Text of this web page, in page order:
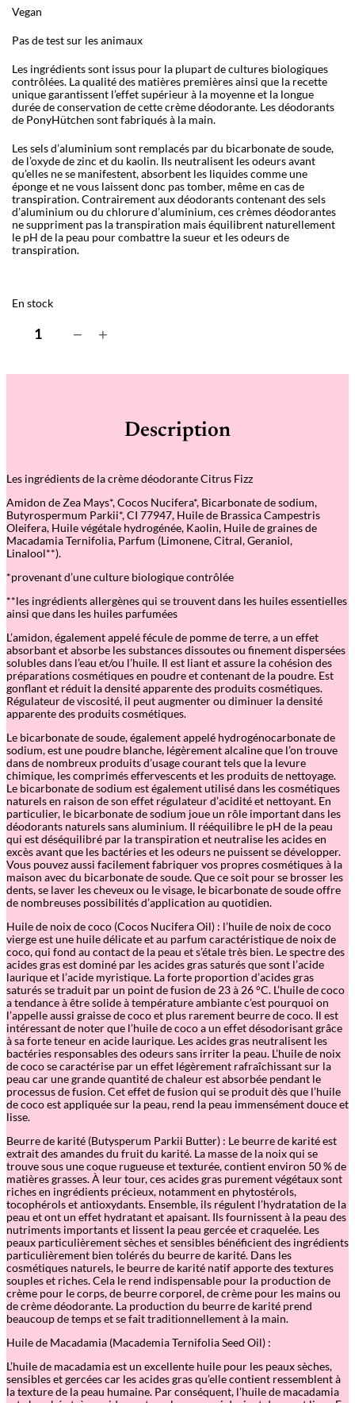
Vegan
Pas de test sur les animaux
Les ingrédients sont issus pour la plupart de cultures biologiques
contrôlées. La qualité des matières premières ainsi que la recette
unique garantissent l’effet supérieur à la moyenne et la longue
durée de conservation de cette crème déodorante. Les déodorants
de PonyHütchen sont fabriqués à la main.
Les sels d’aluminium sont remplacés par du bicarbonate de soude,
de l’oxyde de zinc et du kaolin. Ils neutralisent les odeurs avant
qu’elles ne se manifestent, absorbent les liquides comme une
éponge et ne vous laissent donc pas tomber, même en cas de
transpiration. Contrairement aux déodorants contenant des sels
d’aluminium ou du chlorure d’aluminium, ces crèmes déodorantes
ne suppriment pas la transpiration mais équilibrent naturellement
le pH de la peau pour combattre la sueur et les odeurs de
transpiration.
En stock
t
o
r
e
m
e
–
i
t
r
u
s
F
i
z
z
− +
Description
Les ingrédients de la crème déodorante Citrus Fizz
Amidon de Zea Mays*, Cocos Nucifera*, Bicarbonate de sodium,
Butyrospermum Parkii*, CI 77947, Huile de Brassica Campestris
Oleifera, Huile végétale hydrogénée, Kaolin, Huile de graines de
Macadamia Ternifolia, Parfum (Limonene, Citral, Geraniol,
Linalool**).
*provenant d’une culture biologique contrôlée
**les ingrédients allergènes qui se trouvent dans les huiles essentielles
ainsi que dans les huiles parfumées
L’amidon, également appelé fécule de pomme de terre, a un effet
absorbant et absorbe les substances dissoutes ou finement dispersées
solubles dans l’eau et/ou l’huile. Il est liant et assure la cohésion des
préparations cosmétiques en poudre et contenant de la poudre. Est
gonflant et réduit la densité apparente des produits cosmétiques.
Régulateur de viscosité, il peut augmenter ou diminuer la densité
apparente des produits cosmétiques.
Le bicarbonate de soude, également appelé hydrogénocarbonate de
sodium, est une poudre blanche, légèrement alcaline que l’on trouve
dans de nombreux produits d’usage courant tels que la levure
chimique, les comprimés effervescents et les produits de nettoyage.
Le bicarbonate de sodium est également utilisé dans les cosmétiques
naturels en raison de son effet régulateur d’acidité et nettoyant. En
particulier, le bicarbonate de sodium joue un rôle important dans les
déodorants naturels sans aluminium. Il rééquilibre le pH de la peau
qui est déséquilibré par la transpiration et neutralise les acides en
excès avant que les bactéries et les odeurs ne puissent se développer.
Vous pouvez aussi facilement fabriquer vos propres cosmétiques à la
maison avec du bicarbonate de soude. Que ce soit pour se brosser les
dents, se laver les cheveux ou le visage, le bicarbonate de soude offre
de nombreuses possibilités d’application au quotidien.
Huile de noix de coco (Cocos Nucifera Oil) : l’huile de noix de coco
vierge est une huile délicate et au parfum caractéristique de noix de
coco, qui fond au contact de la peau et s’étale très bien. Le spectre des
acides gras est dominé par les acides gras saturés que sont l’acide
laurique et l’acide myristique. La forte proportion d’acides gras
saturés se traduit par un point de fusion de 23 à 26 °C. L’huile de coco
a tendance à être solide à température ambiante c’est pourquoi on
l’appelle aussi graisse de coco et plus rarement beurre de coco. Il est
intéressant de noter que l’huile de coco a un effet désodorisant grâce
à sa forte teneur en acide laurique. Les acides gras neutralisent les
bactéries responsables des odeurs sans irriter la peau. L’huile de noix
de coco se caractérise par un effet légèrement rafraîchissant sur la
peau car une grande quantité de chaleur est absorbée pendant le
processus de fusion. Cet effet de fusion qui se produit dès que l’huile
de coco est appliquée sur la peau, rend la peau immensément douce et
lisse.
Beurre de karité (Butysperum Parkii Butter) : Le beurre de karité est
extrait des amandes du fruit du karité. La masse de la noix qui se
trouve sous une coque rugueuse et texturée, contient environ 50 % de
matières grasses. À leur tour, ces acides gras purement végétaux sont
riches en ingrédients précieux, notamment en phytostérols,
tocophérols et antioxydants. Ensemble, ils régulent l’hydratation de la
peau et ont un effet hydratant et apaisant. Ils fournissent à la peau des
nutriments importants et lissent la peau gercée et craquelée. Les
peaux particulièrement sèches et sensibles bénéficient des ingrédients
particulièrement bien tolérés du beurre de karité. Dans les
cosmétiques naturels, le beurre de karité natif apporte des textures
souples et riches. Cela le rend indispensable pour la production de
crème pour le corps, de beurre corporel, de crème pour les mains ou
de crème déodorante. La production du beurre de karité prend
beaucoup de temps et se fait traditionnellement à la main.
Huile de Macadamia (Macademia Ternifolia Seed Oil) :
L’huile de macadamia est un excellente huile pour les peaux sèches,
sensibles et gercées car les acides gras qu’elle contient ressemblent à
la texture de la peau humaine. Par conséquent, l’huile de macadamia